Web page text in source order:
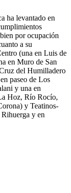
ha levantado en
por ocupación
a su
(una en Luis de
en Muro de San
del Humilladero
paseo de Los
y una en
Hoz, Río Rocío,
y Teatinos-
y en